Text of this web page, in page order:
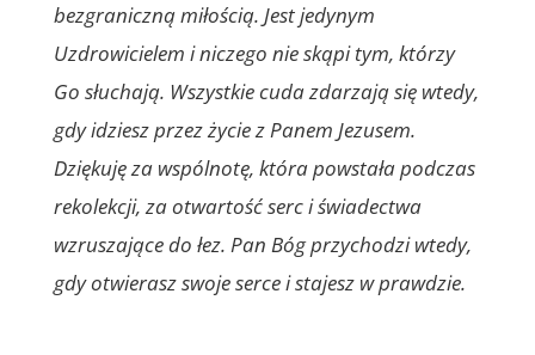
bezgraniczną miłością. Jest jedynym
Uzdrowicielem i niczego nie skąpi tym, którzy
Go słuchają. Wszystkie cuda zdarzają się wtedy,
gdy idziesz przez życie z Panem Jezusem.
Dziękuję za wspólnotę, która powstała podczas
rekolekcji, za otwartość serc i świadectwa
wzruszające do łez. Pan Bóg przychodzi wtedy,
gdy otwierasz swoje serce i stajesz w prawdzie.